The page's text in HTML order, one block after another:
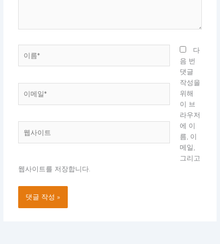
*
다
음 번
댓글
작성을
위해
이 브
라우저
에 이
름, 이
메일,
그리고
웹사이트를 저장합니다.